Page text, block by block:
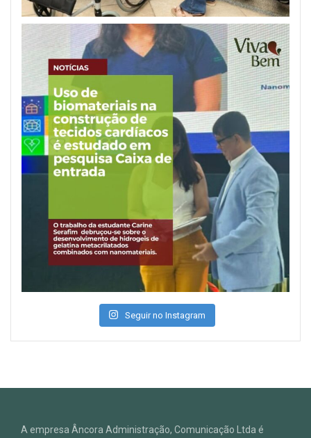
Seguir no Instagram
A empresa Âncora Administração, Comunicação Ltda é